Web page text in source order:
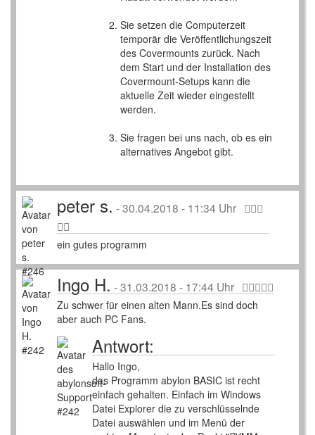
Sie setzen die Computerzeit
temporär die Veröffentlichungszeit
des Covermounts zurück. Nach
dem Start und der Installation des
Covermount-Setups kann die
aktuelle Zeit wieder eingestellt
werden.
Sie fragen bei uns nach, ob es ein
alternatives Angebot gibt.
peter s. -30.04.2018 - 11:34 Uhr
ein gutes programm
Ingo H. -31.03.2018 - 17:44 Uhr
Zu schwer für einen alten Mann.Es sind doch
aber auch PC Fans.
Antwort:
Hallo Ingo,
das Programm abylon BASIC ist recht
einfach gehalten. Einfach im Windows
Datei Explorer die zu verschlüsselnde
Datei auswählen und im Menü der